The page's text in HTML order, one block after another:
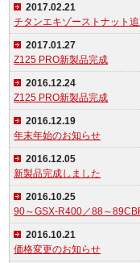
2017.02.21
チタンエキゾーストナット
2017.01.27
Z125 PRO新製品完成
2016.12.24
Z125 PRO新製品完成
2016.12.19
年末年始のお知らせ
2016.12.05
新製品完成しました
2016.10.25
90～GSX-R400／88～
2016.10.21
価格変更のお知らせ